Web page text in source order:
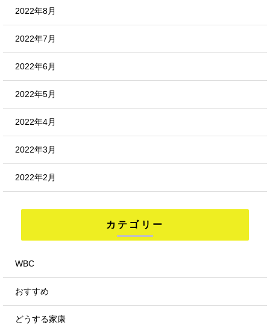
2022年8月
2022年7月
2022年6月
2022年5月
2022年4月
2022年3月
2022年2月
カテゴリー
WBC
おすすめ
どうする家康